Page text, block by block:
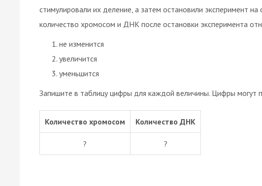
стимулировали их деление, а затем остановили эксперимент
количество хромосом и ДНК после остановки эксперимента
не изменится
увеличится
уменьшится
Запишите в таблицу цифры для каждой величины. Цифры могут
Количество хромосом Количество ДНК
? ?